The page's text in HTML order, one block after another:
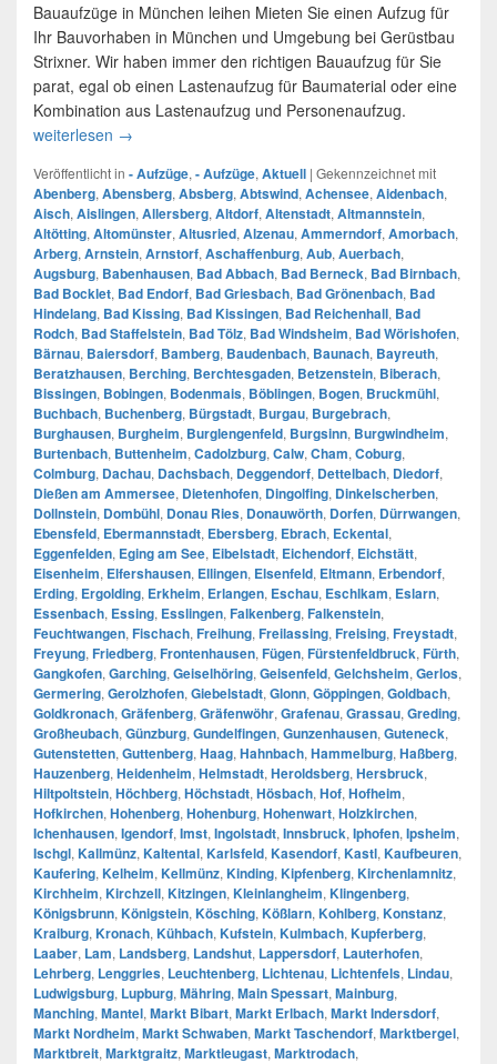
Bauaufzüge in München leihen Mieten Sie einen Aufzug für
Ihr Bauvorhaben in München und Umgebung bei Gerüstbau
Strixner. Wir haben immer den richtigen Bauaufzug für Sie
parat, egal ob einen Lastenaufzug für Baumaterial oder eine
Kombination aus Lastenaufzug und Personenaufzug.
weiterlesen Unser Einzugsgebiet für Bauaufzüge
→
Veröffentlicht in - Aufzüge, - Aufzüge, Aktuell | Gekennzeichnet mit
Abenberg, Abensberg, Absberg, Abtswind, Achensee, Aidenbach,
Aisch, Aislingen, Allersberg, Altdorf, Altenstadt, Altmannstein,
Altötting, Altomünster, Altusried, Alzenau, Ammerndorf, Amorbach,
Arberg, Arnstein, Arnstorf, Aschaffenburg, Aub, Auerbach,
Augsburg, Babenhausen, Bad Abbach, Bad Berneck, Bad Birnbach,
Bad Bocklet, Bad Endorf, Bad Griesbach, Bad Grönenbach, Bad
Hindelang, Bad Kissing, Bad Kissingen, Bad Reichenhall, Bad
Rodch, Bad Staffelstein, Bad Tölz, Bad Windsheim, Bad Wörishofen,
Bärnau, Baiersdorf, Bamberg, Baudenbach, Baunach, Bayreuth,
Beratzhausen, Berching, Berchtesgaden, Betzenstein, Biberach,
Bissingen, Bobingen, Bodenmais, Böblingen, Bogen, Bruckmühl,
Buchbach, Buchenberg, Bürgstadt, Burgau, Burgebrach,
Burghausen, Burgheim, Burglengenfeld, Burgsinn, Burgwindheim,
Burtenbach, Buttenheim, Cadolzburg, Calw, Cham, Coburg,
Colmburg, Dachau, Dachsbach, Deggendorf, Dettelbach, Diedorf,
Dießen am Ammersee, Dietenhofen, Dingolfing, Dinkelscherben,
Dollnstein, Dombühl, Donau Ries, Donauwörth, Dorfen, Dürrwangen,
Ebensfeld, Ebermannstadt, Ebersberg, Ebrach, Eckental,
Eggenfelden, Eging am See, Eibelstadt, Eichendorf, Eichstätt,
Eisenheim, Elfershausen, Ellingen, Elsenfeld, Eltmann, Erbendorf,
Erding, Ergolding, Erkheim, Erlangen, Eschau, Eschlkam, Eslarn,
Essenbach, Essing, Esslingen, Falkenberg, Falkenstein,
Feuchtwangen, Fischach, Freihung, Freilassing, Freising, Freystadt,
Freyung, Friedberg, Frontenhausen, Fügen, Fürstenfeldbruck, Fürth,
Gangkofen, Garching, Geiselhöring, Geisenfeld, Gelchsheim, Gerlos,
Germering, Gerolzhofen, Giebelstadt, Glonn, Göppingen, Goldbach,
Goldkronach, Gräfenberg, Gräfenwöhr, Grafenau, Grassau, Greding,
Großheubach, Günzburg, Gundelfingen, Gunzenhausen, Guteneck,
Gutenstetten, Guttenberg, Haag, Hahnbach, Hammelburg, Haßberg,
Hauzenberg, Heidenheim, Helmstadt, Heroldsberg, Hersbruck,
Hiltpoltstein, Höchberg, Höchstadt, Hösbach, Hof, Hofheim,
Hofkirchen, Hohenberg, Hohenburg, Hohenwart, Holzkirchen,
Ichenhausen, Igendorf, Imst, Ingolstadt, Innsbruck, Iphofen, Ipsheim,
Ischgl, Kallmünz, Kaltental, Karlsfeld, Kasendorf, Kastl, Kaufbeuren,
Kaufering, Kelheim, Kellmünz, Kinding, Kipfenberg, Kirchenlamnitz,
Kirchheim, Kirchzell, Kitzingen, Kleinlangheim, Klingenberg,
Königsbrunn, Königstein, Kösching, Kößlarn, Kohlberg, Konstanz,
Kraiburg, Kronach, Kühbach, Kufstein, Kulmbach, Kupferberg,
Laaber, Lam, Landsberg, Landshut, Lappersdorf, Lauterhofen,
Lehrberg, Lenggries, Leuchtenberg, Lichtenau, Lichtenfels, Lindau,
Ludwigsburg, Lupburg, Mähring, Main Spessart, Mainburg,
Manching, Mantel, Markt Bibart, Markt Erlbach, Markt Indersdorf,
Markt Nordheim, Markt Schwaben, Markt Taschendorf, Marktbergel,
Marktbreit, Marktgraitz, Marktleugast, Marktrodach,